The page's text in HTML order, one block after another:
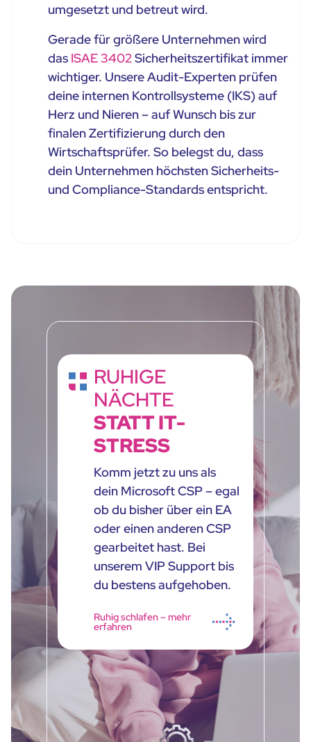
umgesetzt und betreut wird.
Gerade für größere Unternehmen wird
das ISAE 3402Sicherheitszertifikat immer
wichtiger. Unsere Audit-Experten prüfen
deine internen Kontrollsysteme (IKS) auf
Herz und Nieren – auf Wunsch bis zur
finalen Zertifizierung durch den
Wirtschaftsprüfer. So belegst du, dass
dein Unternehmen höchsten Sicherheits-
und Compliance-Standards entspricht.
RUHIGE
NÄCHTE
STATT IT-
STRESS
Komm jetzt zu uns als
dein Microsoft CSP – egal
ob du bisher über ein EA
oder einen anderen CSP
gearbeitet hast. Bei
unserem VIP Support bis
du bestens aufgehoben.
Ruhig schlafen – mehr
erfahren